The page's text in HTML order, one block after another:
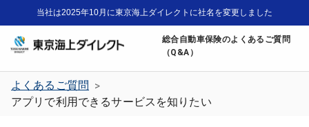
当社は2025年10月に東京海上ダイレクトに社名を変更しました
総合自動車保険のよくあるご質問
（Q&A）
よくあるご質問 >
アプリで利用できるサービスを知りたい